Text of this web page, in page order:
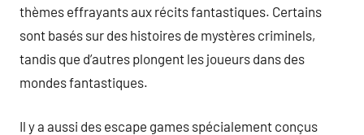
thèmes effrayants aux récits fantastiques. Certains
sont basés sur des histoires de mystères criminels,
tandis que d’autres plongent les joueurs dans des
mondes fantastiques.
Il y a aussi des escape games spécialement conçus